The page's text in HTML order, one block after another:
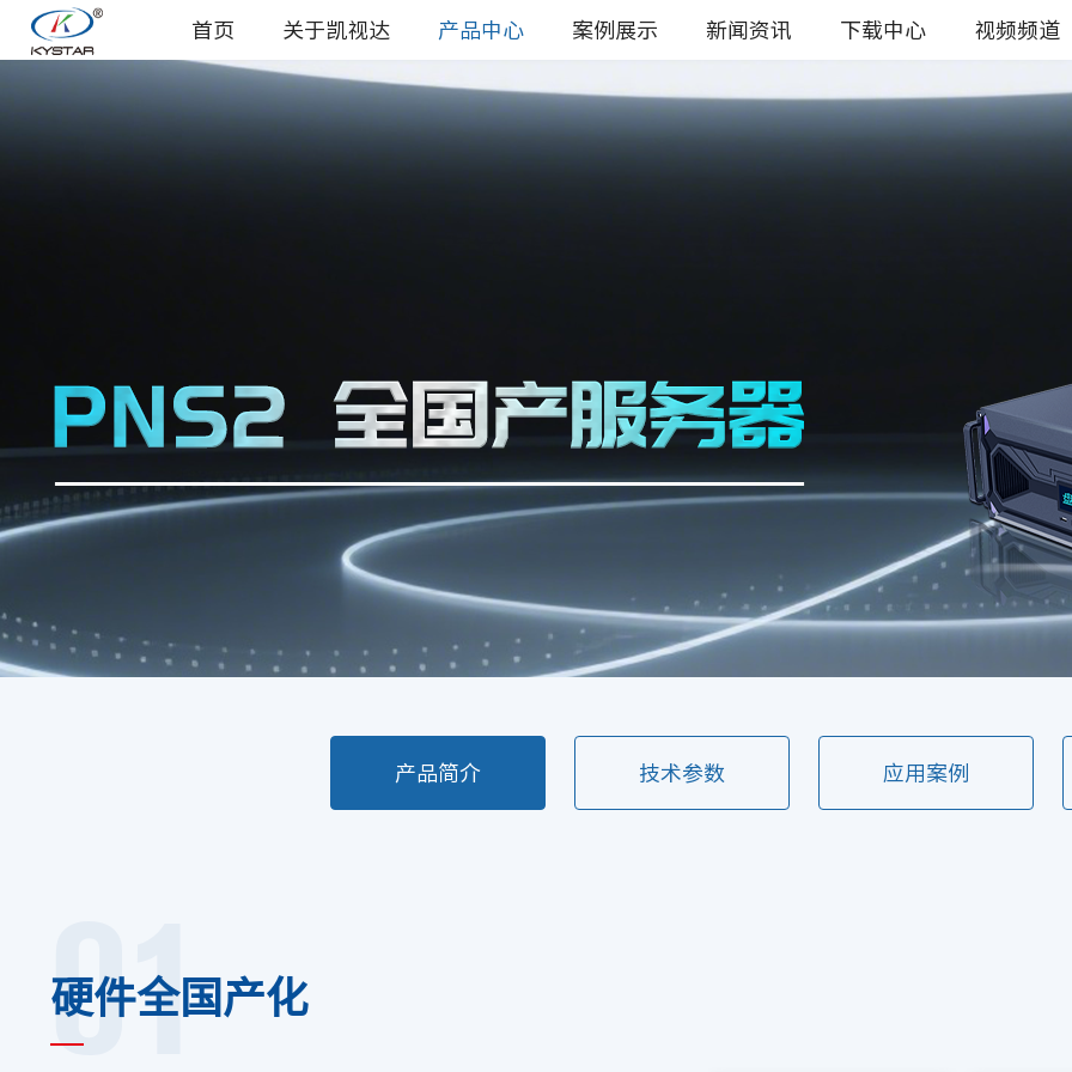
首页 关于凯视达 产品中心 案例展示 新闻资讯 下载中心 视频频道
产品简介 技术参数 应用案例
硬件全国产化
01